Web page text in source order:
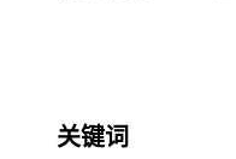
关键词